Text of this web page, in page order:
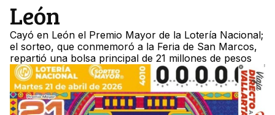
León
Cayó en León el Premio Mayor de la Lotería Nacional;
el sorteo, que conmemoró a la Feria de San Marcos,
repartió una bolsa principal de 21 millones de pesos